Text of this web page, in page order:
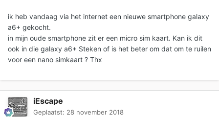
ik heb vandaag via het internet een nieuwe smartphone galaxy
a6+ gekocht.
in mijn oude smartphone zit er een micro sim kaart. Kan ik dit
ook in die galaxy a6+ Steken of is het beter om dat om te ruilen
voor een nano simkaart ? Thx
iEscape
Geplaatst: 28 november 2018